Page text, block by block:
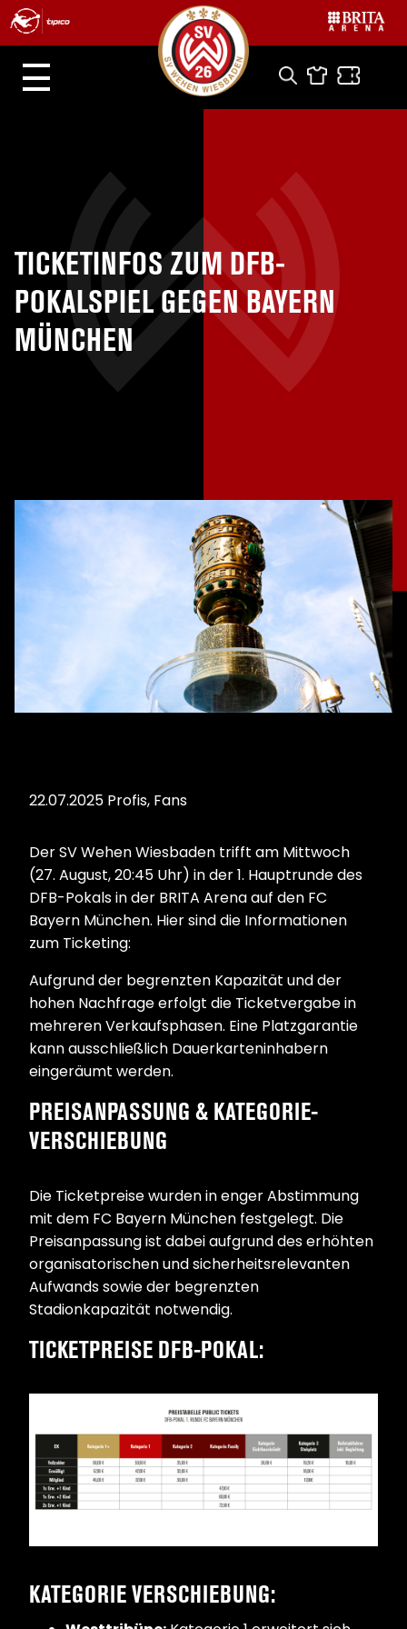
TICKETINFOS ZUM DFB-
POKALSPIEL GEGEN BAYERN
MÜNCHEN
22.07.2025 Profis, Fans
Der SV Wehen Wiesbaden trifft am Mittwoch
(27. August, 20:45 Uhr) in der 1. Hauptrunde des
DFB-Pokals in der BRITA Arena auf den FC
Bayern München. Hier sind die Informationen
zum Ticketing:
Aufgrund der begrenzten Kapazität und der
hohen Nachfrage erfolgt die Ticketvergabe in
mehreren Verkaufsphasen. Eine Platzgarantie
kann ausschließlich Dauerkarteninhabern
eingeräumt werden.
PREISANPASSUNG & KATEGORIE-
VERSCHIEBUNG
Die Ticketpreise wurden in enger Abstimmung
mit dem FC Bayern München festgelegt. Die
Preisanpassung ist dabei aufgrund des erhöhten
organisatorischen und sicherheitsrelevanten
Aufwands sowie der begrenzten
Stadionkapazität notwendig.
TICKETPREISE DFB-POKAL:
KATEGORIE VERSCHIEBUNG: